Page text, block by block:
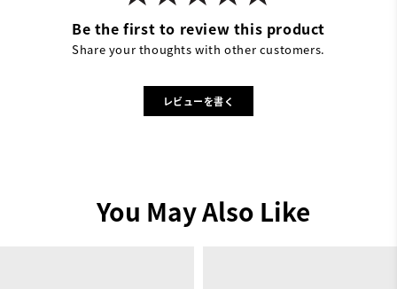
Be the first to review this product
Share your thoughts with other customers.
レビューを書く
You May Also Like